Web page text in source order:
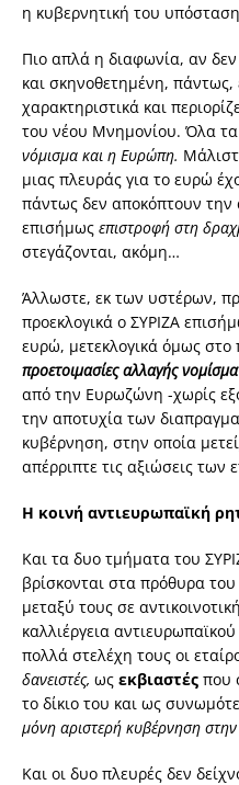
η κυβερνητική του
Πιο απλά η διαφωνία, αν
και σκηνοθετημένη, πάντως,
χαρακτηριστικά και
του νέου Μνημονίου. Όλα
νόμισμα και η Ευρώπη.
μιας πλευράς για το ευρώ
πάντως δεν αποκόπτουν
επισήμως επιστροφή στη
στεγάζονται, ακόμη…
Άλλωστε, εκ των υστέρων,
προεκλογικά ο ΣΥΡΙΖΑ
ευρώ, μετεκλογικά όμως στο
προετοιμασίες αλλαγής
από την Ευρωζώνη -χωρίς
την αποτυχία των
κυβέρνηση, στην οποία
απέρριπτε τις αξιώσεις των
Η κοινή αντιευρωπαϊκή
Και τα δυο τμήματα του
βρίσκονται στα πρόθυρα
μεταξύ τους σε
καλλιέργεια
πολλά στελέχη τους οι
δανειστές, ως εκβιαστές που
το δίκιο του και ως
μόνη αριστερή κυβέρνηση
Και οι δυο πλευρές δεν